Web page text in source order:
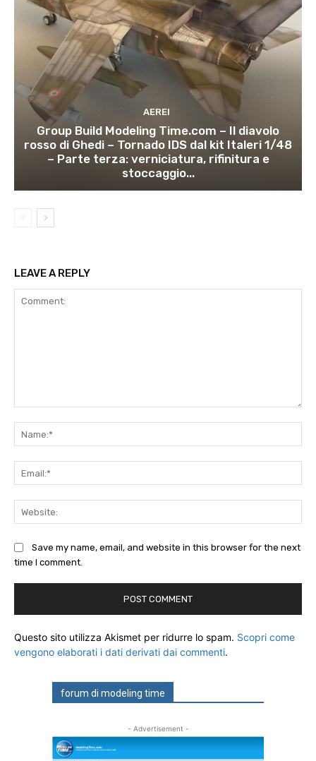
AEREI
Group Build Modeling Time.com – Il diavolo
rosso di Ghedi – Tornado IDS dal kit Italeri 1/48
– Parte terza: verniciatura, rifinitura e
stoccaggio...
LEAVE A REPLY
Save my name, email, and website in this browser for the next
time I comment.
Questo sito utilizza Akismet per ridurre lo spam. Scopri come
vengono elaborati i dati derivati dai commenti.
forum di modeling time
- Advertisement -